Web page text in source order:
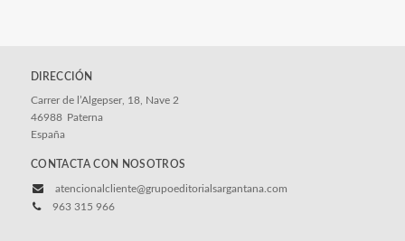
DIRECCIÓN
Carrer de l’Algepser, 18, Nave 2
46988 Paterna
España
CONTACTA CON NOSOTROS
atencionalcliente@grupoeditorialsargantana.com
963 315 966